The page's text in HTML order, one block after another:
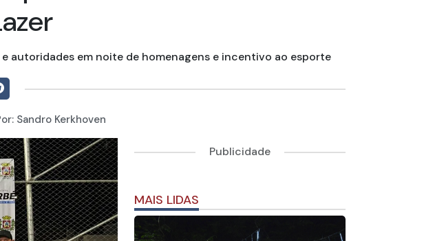
autoridades em noite de homenagens e incentivo ao esporte
Sandro Kerkhoven
Publicidade
MAIS LIDAS